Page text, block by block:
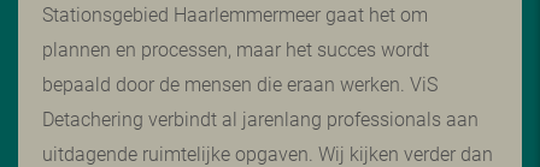
Stationsgebied Haarlemmermeer gaat het om
plannen en processen, maar het succes wordt
bepaald door de mensen die eraan werken. ViS
Detachering verbindt al jarenlang professionals aan
uitdagende ruimtelijke opgaven. Wij kijken verder dan